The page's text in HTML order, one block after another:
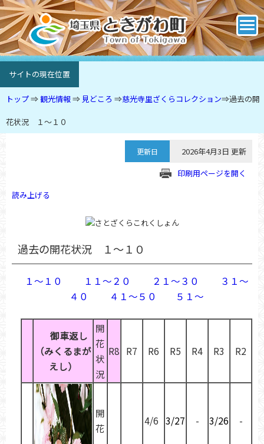
サイトの現在位置
トップ⇒ 観光情報⇒ 見どころ ⇒慈光寺里ざくらコレクション⇒過去の開
花状況 １～１０
更新日
2026年4月3日 更新
印刷用ページを開く
読み上げる
過去の開花状況 １～１０
１～１０ １１～２０ ２１～３０
３１～
４０
４１～５０ ５１～
御車返し
（みくるまが
えし）
開
花
状
況
R8 R7 R6 R5 R4 R3 R2
開
花
4/6 3/27 - 3/26 -